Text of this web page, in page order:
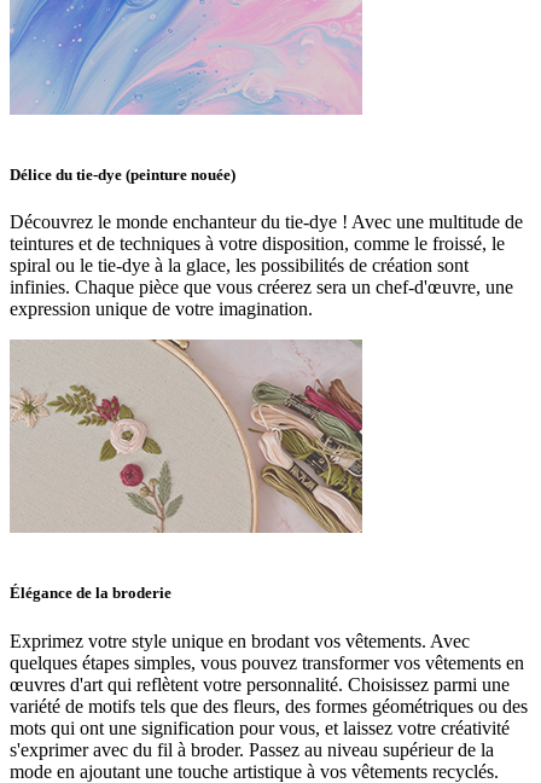
Délice du tie-dye (peinture nouée)
Découvrez le monde enchanteur du tie-dye ! Avec une multitude de
teintures et de techniques à votre disposition, comme le froissé, le
spiral ou le tie-dye à la glace, les possibilités de création sont
infinies. Chaque pièce que vous créerez sera un chef-d'œuvre, une
expression unique de votre imagination.
Élégance de la broderie
Exprimez votre style unique en brodant vos vêtements. Avec
quelques étapes simples, vous pouvez transformer vos vêtements en
œuvres d'art qui reflètent votre personnalité. Choisissez parmi une
variété de motifs tels que des fleurs, des formes géométriques ou des
mots qui ont une signification pour vous, et laissez votre créativité
s'exprimer avec du fil à broder. Passez au niveau supérieur de la
mode en ajoutant une touche artistique à vos vêtements recyclés.